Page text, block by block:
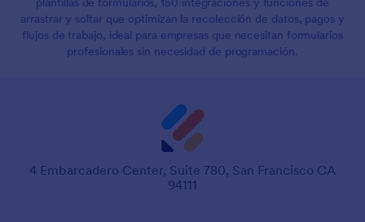
arrastrar y soltar que optimizan la recolección de datos, pagos y
flujos de trabajo, ideal para empresas que necesitan formularios
profesionales sin necesidad de programación.
4 Embarcadero Center, Suite 780, San Francisco CA
94111